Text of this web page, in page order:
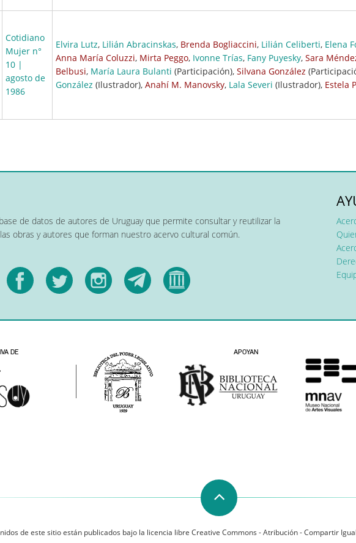
Cotidiano
Mujer n°
10 |
agosto de
1986
Elvira Lutz, Lilián Abracinskas, Brenda Bogliaccini, Lilián Celiberti, Elena
Anna María Coluzzi, Mirta Peggo, Ivonne Trías, Fany Puyesky, Sara
Belbusi, María Laura Bulanti (Participación), Silvana González
González (Ilustrador), Anahí M. Manovsky, Lala Severi (Ilustrador), Estela
de datos de autores de Uruguay que permite consultar y reutilizar la
obras y autores que forman nuestro acervo cultural común.
de este sitio están publicados bajo la licencia libre Creative Commons - Atribución - Compartir